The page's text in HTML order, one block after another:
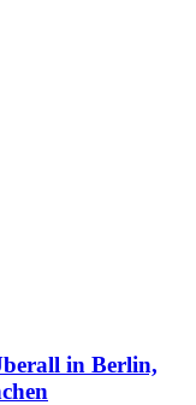
in Berlin,